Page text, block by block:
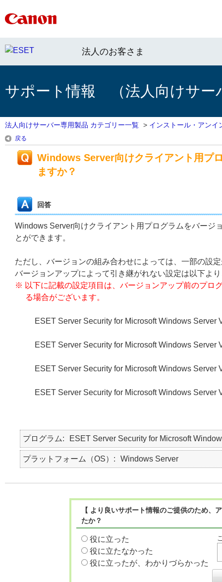
法人のお客さま
サポート情報 （法人向けサー
法人向けサーバー専用製品 カテゴリー一覧 > インストール・アンイ
戻る
Windows Server向けクライアント用プ
ますか？
回答
Windows Server向けクライアント用プログラムをバージ
とができます。
ただし、バージョンの組み合わせによっては、一部の設
バージョンアップによって引き継がれない設定は以下よ
※ 以下に記載の設定項目は、バージョンアップ前のプロ
る場合がございます。
ESET Server Security for Microsoft Windows Server
ESET Server Security for Microsoft Windows Server
ESET Server Security for Microsoft Windows Server
ESET Server Security for Microsoft Windows Server
プログラム ESET Server Security for Microsoft
プラットフォーム（OS） Windows Server
【 より良いサポート情報のご提供のため
たか？
役に立った
役に立たなかった
役に立ったが、わかりづらかった